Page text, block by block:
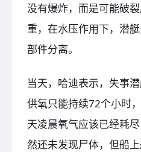
没有爆炸，而是可能破
重，在水压作用下，潜
部件分离。
当天，哈迪表示，失事
供氧只能持续72个小时
天凌晨氧气应该已经耗
然还未发现尸体，但船